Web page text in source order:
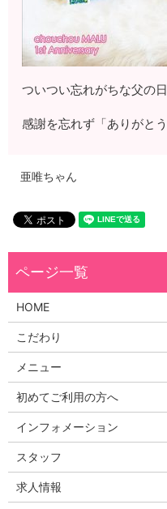
ついつい忘れがちな父の
感謝を忘れず「ありがと
亜唯ちゃん
HOME
こだわり
メニュー
初めてご利用の方へ
インフォメーション
スタッフ
求人情報